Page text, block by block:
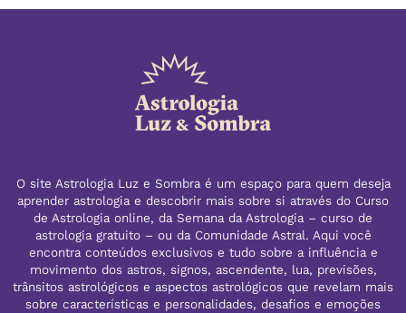
O site Astrologia Luz e Sombra é um espaço para quem deseja
aprender astrologia e descobrir mais sobre si através do Curso
de Astrologia online, da Semana da Astrologia – curso de
astrologia gratuito – ou da Comunidade Astral. Aqui você
encontra conteúdos exclusivos e tudo sobre a influência e
movimento dos astros, signos, ascendente, lua, previsões,
trânsitos astrológicos e aspectos astrológicos que revelam mais
sobre características e personalidades, desafios e emoções